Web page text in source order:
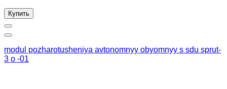
Купить
modul pozharotusheniya avtonomnyy obyomnyy s sdu sprut-
3 o -01